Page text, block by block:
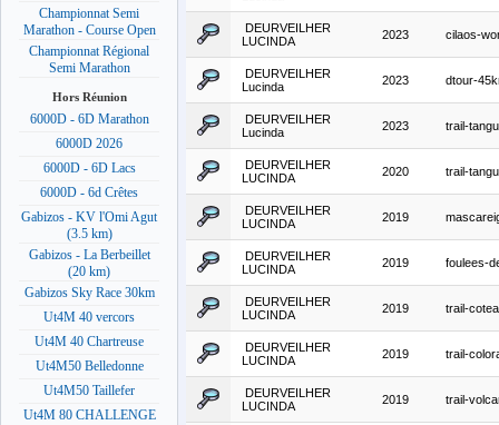
Championnat Semi
Marathon - Course Open
Championnat Régional
Semi Marathon
Hors Réunion
6000D - 6D Marathon
6000D 2026
6000D - 6D Lacs
6000D - 6d Crêtes
Gabizos - KV l'Omi Agut
(3.5 km)
Gabizos - La Berbeillet
(20 km)
Gabizos Sky Race 30km
Ut4M 40 vercors
Ut4M 40 Chartreuse
Ut4M50 Belledonne
Ut4M50 Taillefer
Ut4M 80 CHALLENGE
DEURVEILHER
LUCINDA
2023 cilaos-
DEURVEILHER
Lucinda
2023 dtour-
DEURVEILHER
Lucinda
2023 trail-
DEURVEILHER
LUCINDA
2020 trail-
DEURVEILHER
LUCINDA
2019
DEURVEILHER
LUCINDA
2019 foulees-
DEURVEILHER
LUCINDA
2019 trail-
DEURVEILHER
LUCINDA
2019 trail-
DEURVEILHER
LUCINDA
2019 trail-